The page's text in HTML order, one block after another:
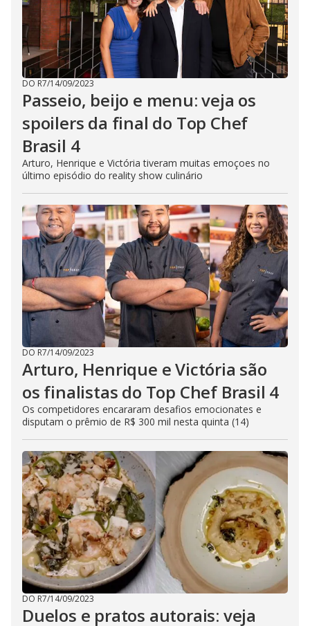
DO R7/14/09/2023
Passeio, beijo e menu: veja os
spoilers da final do Top Chef
Brasil 4
Arturo, Henrique e Victória tiveram muitas emoçoes no
último episódio do reality show culinário
DO R7/14/09/2023
Arturo, Henrique e Victória são
os finalistas do Top Chef Brasil 4
Os competidores encararam desafios emocionates e
disputam o prêmio de R$ 300 mil nesta quinta (14)
DO R7/14/09/2023
Duelos e pratos autorais: veja